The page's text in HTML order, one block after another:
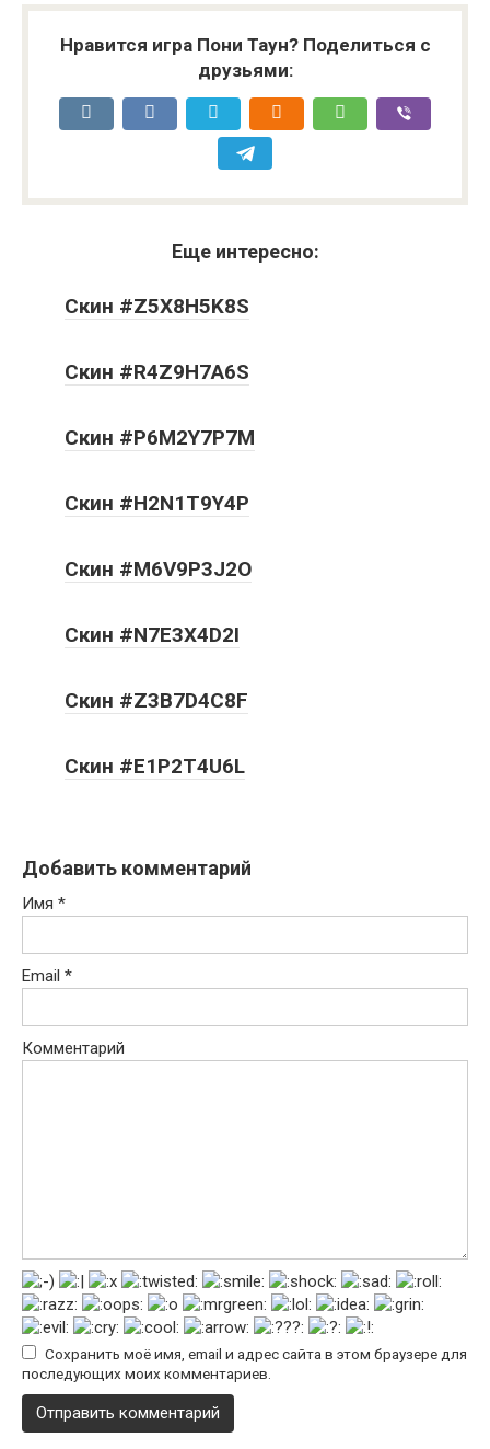
Нравится игра Пони Таун? Поделиться с
друзьями:
Еще интересно:
Скин #Z5X8H5K8S
Скин #R4Z9H7A6S
Скин #P6M2Y7P7M
Скин #H2N1T9Y4P
Скин #M6V9P3J2O
Скин #N7E3X4D2I
Скин #Z3B7D4C8F
Скин #E1P2T4U6L
Добавить комментарий
Имя *
Email *
Комментарий
Сохранить моё имя, email и адрес сайта в этом браузере для
последующих моих комментариев.